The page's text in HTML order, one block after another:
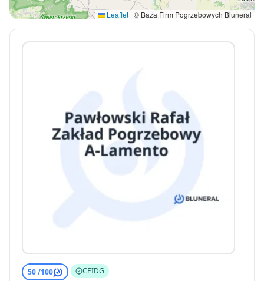
Leaflet | © Baza Firm Pogrzebowych Bluneral
50 /100 CEIDG